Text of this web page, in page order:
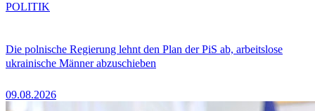
Die polnische Regierung lehnt den Plan der PiS ab, arbeitslose
ukrainische Männer abzuschieben
09.08.2026
POLITIK